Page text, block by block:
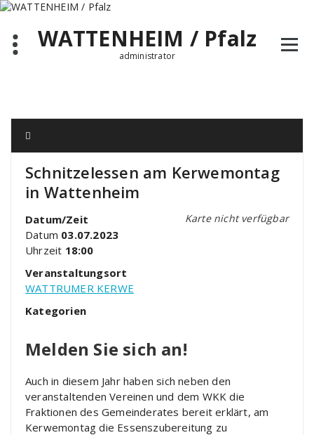
Zum
springenWATTENHEIM / Pfalz
administrator
Schnitzelessen am Kerwemontag
in Wattenheim
Karte nicht verfügbar
Datum/Zeit
Datum 03.07.2023
Uhrzeit 18:00
Veranstaltungsort
WATTRUMER KERWE
Kategorien
Melden Sie sich an!
Auch in diesem Jahr haben sich neben den
veranstaltenden Vereinen und dem WKK die
Fraktionen des Gemeinderates bereit erklärt, am
Kerwemontag die Essenszubereitung zu